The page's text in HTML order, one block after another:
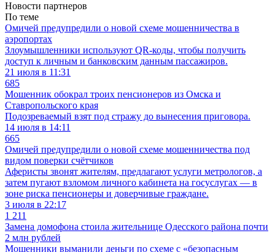
Новости партнеров
По теме
Омичей предупредили о новой схеме мошенничества в
аэропортах
Злоумышленники используют QR-коды, чтобы получить
доступ к личным и банковским данным пассажиров.
21 июля в 11:31
685
Мошенник обокрал троих пенсионеров из Омска и
Ставропольского края
Подозреваемый взят под стражу до вынесения приговора.
14 июля в 14:11
665
Омичей предупредили о новой схеме мошенничества под
видом поверки счётчиков
Аферисты звонят жителям, предлагают услуги метрологов, а
затем пугают взломом личного кабинета на госуслугах — в
зоне риска пенсионеры и доверчивые граждане.
3 июля в 22:17
1 211
Замена домофона стоила жительнице Одесского района почти
2 млн рублей
Мошенники выманили деньги по схеме с «безопасным